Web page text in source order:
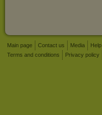
Main page Contact us Media Help
Terms and conditions
Privacy policy